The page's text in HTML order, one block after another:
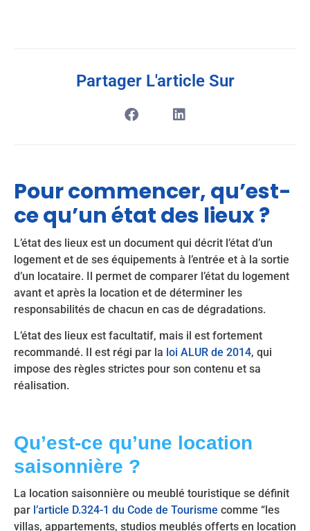
Partager L'article Sur
Pour commencer, qu’est-
ce qu’un état des lieux ?
L’état des lieux est un document qui décrit l’état d’un
logement et de ses équipements à l’entrée et à la sortie
d’un locataire. Il permet de comparer l’état du logement
avant et après la location et de déterminer les
responsabilités de chacun en cas de dégradations.
L’état des lieux est facultatif, mais il est fortement
recommandé. Il est régi par la loi ALUR de 2014, qui
impose des règles strictes pour son contenu et sa
réalisation.
Qu’est-ce qu’une location
saisonnière ?
La location saisonnière ou meublé touristique se définit
par l’article D.324-1 du Code de Tourisme comme “les
villas, appartements, studios meublés offerts en location